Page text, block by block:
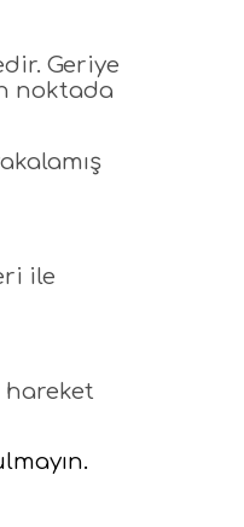
Geriye
noktada
ile
hareket